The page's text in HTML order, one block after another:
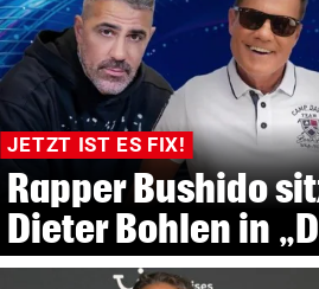
JETZT IST ES FIX!
Rapper Bushido
Dieter Bohlen in